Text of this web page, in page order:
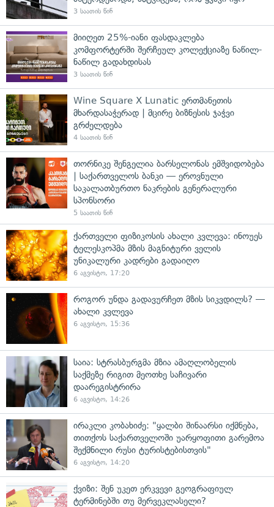
3 საათის წინ
მიიღეთ 25%-იანი ფასდაკლება
კომფორტერში შერჩეულ კოლექციაზე ნაწილ-
ნაწილ გადახდისას
3 საათის წინ
Wine Square X Lunatic ერთმანეთის
მხარდასაჭერად | მცირე ბიზნესის ჯაჭვი
გრძელდება
4 საათის წინ
თორნიკე შენგელია ბარსელონას ემშვიდობება
| საქართველოს ბანკი — ეროვნული
საკალათბურთო ნაკრების გენერალური
სპონსორი
5 საათის წინ
ქართველი ფიზიკოსის ახალი კვლევა: ინოუეს
ტელესკოპმა მზის მაგნიტური ველის
უნიკალური კადრები გადაიღო
6 აგვისტო, 17:20
როგორ უნდა გადავურჩეთ მზის სიკვდილს? —
ახალი კვლევა
6 აგვისტო, 15:36
საია: სტრასბურგმა მზია ამაღლობელის
საქმეზე რიგით მეოთხე საჩივარი
დაარეგისტრირა
6 აგვისტო, 14:26
ირაკლი კობახიძე: "ყალბი შინაარსი იქმნება,
თითქოს საქართველოში უარყოფითი გარემოა
შექმნილი რუსი ტურისტებისთვის"
6 აგვისტო, 14:20
ქვიზი: შენ უკეთ ერკვევი გეოგრაფიულ
ტერმინებში თუ მერვეკლასელი?